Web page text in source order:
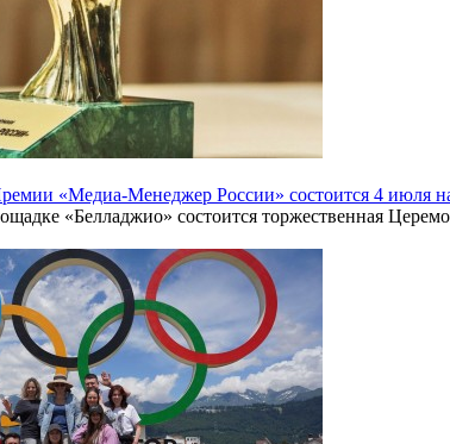
«Медиа-Менеджер России» состоится 4 июля
«Белладжио» состоится торжественная